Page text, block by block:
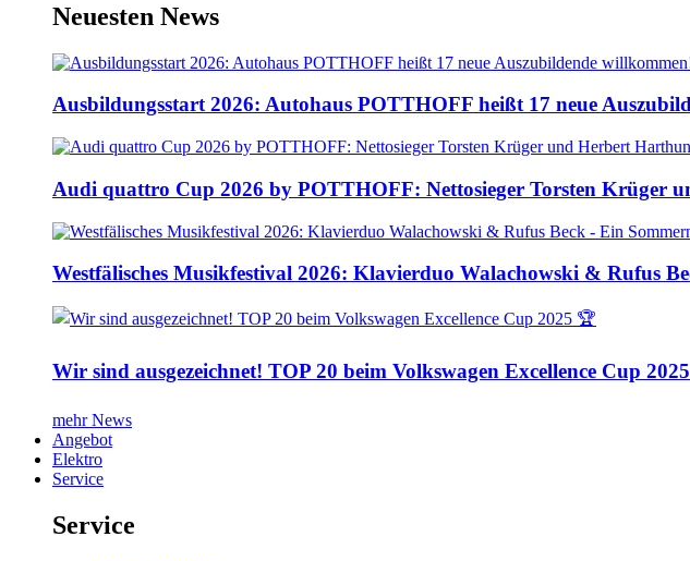
Neuesten News
Ausbildungsstart 2026: Autohaus POTTHOFF heißt 17 neue
Audi quattro Cup 2026 by POTTHOFF: Nettosieger Torsten Krüger
Westfälisches Musikfestival 2026: Klavierduo Walachowski & Rufus
Wir sind ausgezeichnet! TOP 20 beim Volkswagen Excellence Cup
mehr News
Angebot
Elektro
Service
Service